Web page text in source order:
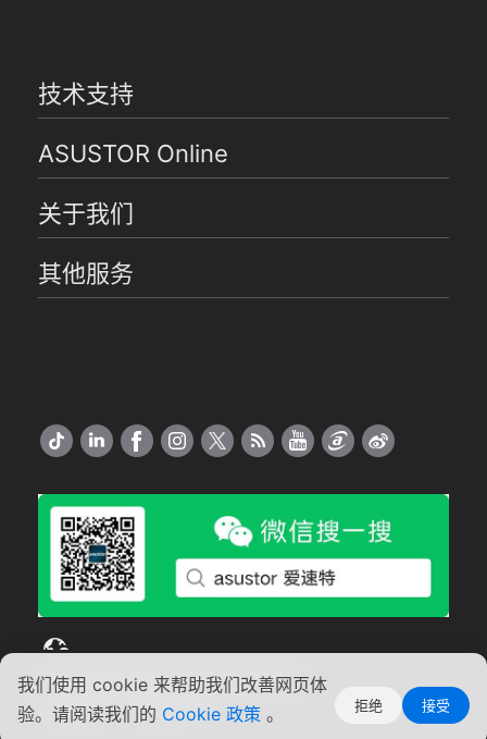
我们使用 cookie 来帮助我们改善网页体
验。请阅读我们的 Cookie 政策 。 拒绝 接受
技术支持
ASUSTOR Online
关于我们
其他服务
体
中
Copyright ©2026 ASUSTOR Inc.
使用条款 | 隐私声明